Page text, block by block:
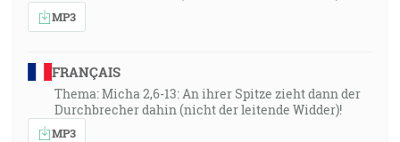
MP3
FRANÇAIS
Thema: Micha 2,6-13: An ihrer Spitze zieht dann der
Durchbrecher dahin (nicht der leitende Widder)!
MP3